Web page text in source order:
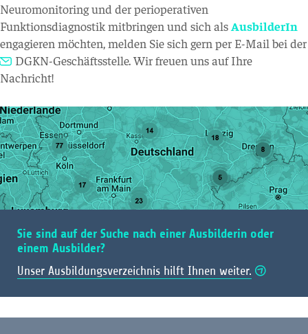
Neuromonitoring und der perioperativen
Funktionsdiagnostik mitbringen und sich als AusbilderIn
engagieren möchten, melden Sie sich gern per E-Mail bei der
DGKN-Geschäftsstelle. Wir freuen uns auf Ihre
Nachricht!
Sie sind auf der Suche nach einer Ausbilderin oder
einem Ausbilder?
Unser Ausbildungsverzeichnis hilft Ihnen weiter.